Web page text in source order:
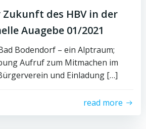
des HBV in der
Auagebe 01/2021
Bodendorf – ein Alptraum;
Aufruf zum Mitmachen im
und Einladung […]
read more